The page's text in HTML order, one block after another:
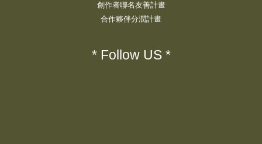
創作者聯名友善計畫
合作夥伴分潤計畫
* Follow US *